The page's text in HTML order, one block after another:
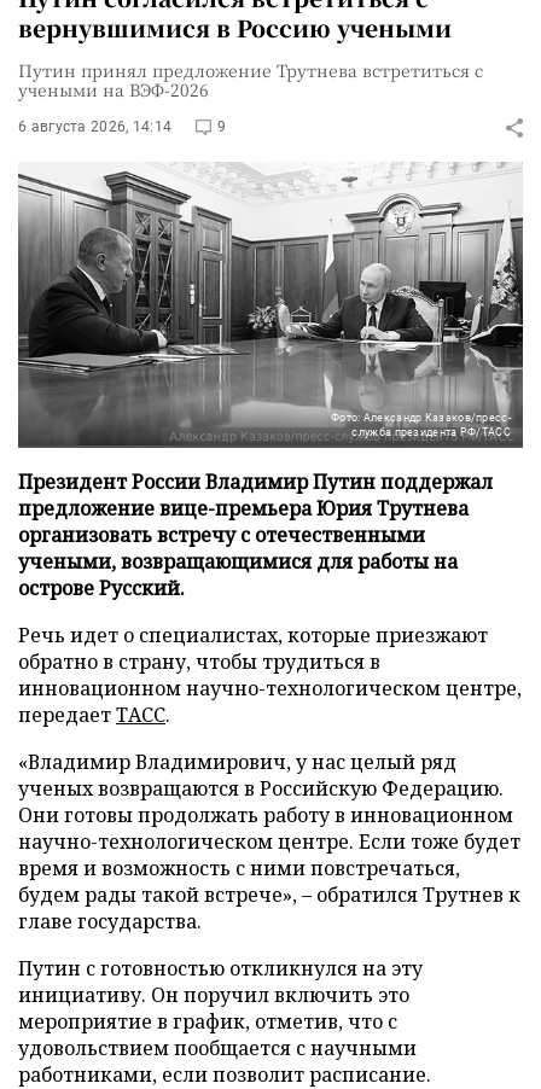
вернувшимися в Россию учеными
Путин принял предложение Трутнева встретиться с
учеными на ВЭФ-2026
6 августа 2026, 14:14 9
Фото: Александр Казаков/пресс-
служба президента РФ/ТАСС
Президент России Владимир Путин поддержал
предложение вице-премьера Юрия Трутнева
организовать встречу с отечественными
учеными, возвращающимися для работы на
острове Русский.
Речь идет о специалистах, которые приезжают
обратно в страну, чтобы трудиться в
инновационном научно-технологическом центре,
передаетТАСС.
«Владимир Владимирович, у нас целый ряд
ученых возвращаются в Российскую Федерацию.
Они готовы продолжать работу в инновационном
научно-технологическом центре. Если тоже будет
время и возможность с ними повстречаться,
будем рады такой встрече», – обратился Трутнев к
главе государства.
Путин с готовностью откликнулся на эту
инициативу. Он поручил включить это
мероприятие в график, отметив, что с
удовольствием пообщается с научными
работниками, если позволит расписание.